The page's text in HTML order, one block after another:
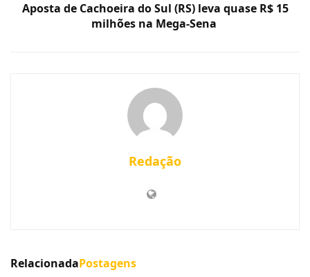
Aposta de Cachoeira do Sul (RS) leva quase R$ 15
milhões na Mega-Sena
Redação
RelacionadaPostagens